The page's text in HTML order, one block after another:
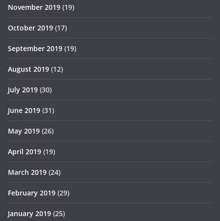
November 2019 (19)
October 2019 (17)
September 2019 (19)
August 2019 (12)
July 2019 (30)
June 2019 (31)
May 2019 (26)
April 2019 (19)
March 2019 (24)
February 2019 (29)
January 2019 (25)